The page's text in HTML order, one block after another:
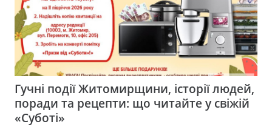
Гучні події Житомирщини, історії людей,
поради та рецепти: що читайте у свіжій
«Суботі»